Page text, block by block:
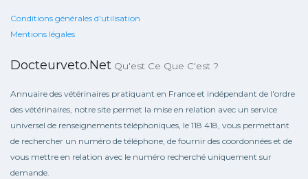
Conditions générales d'utilisation
Mentions légales
Docteurveto.net Qu'est Ce Que C'est ?
Annuaire des vétérinaires pratiquant en France et indépendant de l'ordre
des vétérinaires, notre site permet la mise en relation avec un service
universel de renseignements téléphoniques, le 118 418, vous permettant
de rechercher un numéro de téléphone, de fournir des coordonnées et de
vous mettre en relation avec le numéro recherché uniquement sur
demande.